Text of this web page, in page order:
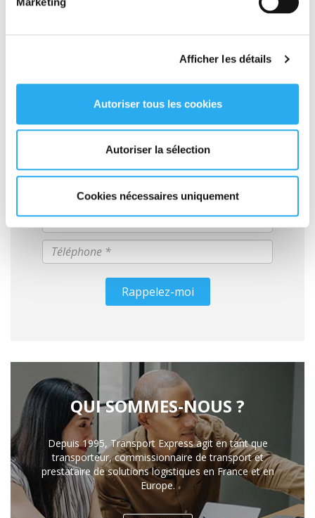
Afficher les détails
Autoriser tous les cookies
Autoriser la sélection
Cookies nécessaires uniquement
Votre devis EXPRESS en ligne
GRATUIT
Rappelez-moi
QUI SOMMES-NOUS ?
Depuis 1995, Transport Express agit en tant que
transporteur, commissionnaire de transport et
prestataire de solutions logistiques en France et en
Europe.